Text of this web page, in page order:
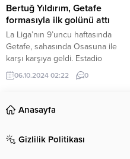
yarısında TFF’ye bildirmeyecek
ve yabancı kontenjanında yer
açacak. Hollandalı...
Bertuğ Yıldırım, Getafe
formasıyla ilk golünü attı
La Liga’nın 9’uncu haftasında
Getafe, sahasında Osasuna ile
karşı karşıya geldi. Estadio
Coliseum Stadı’nda oynanan
mücadeleye milli futbolcu Bertuğ
21’inci dakikada takımını 1-0 öne
geçiren golü kaydetti. 45 dakika
yarının başında yerini Borja
06.10.2024 02:22 0
Anasayfa
Gizlilik Politikası